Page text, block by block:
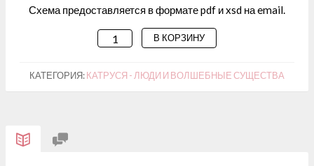
Схема предоставляется в формате pdf и xsd на email.
КОЛИЧЕСТВО
СХЕМА
ДЛЯ
В КОРЗИНУ
КАТЕГОРИЯ:КАТРУСЯ - ЛЮДИ И ВОЛШЕБНЫЕ СУЩЕСТВА